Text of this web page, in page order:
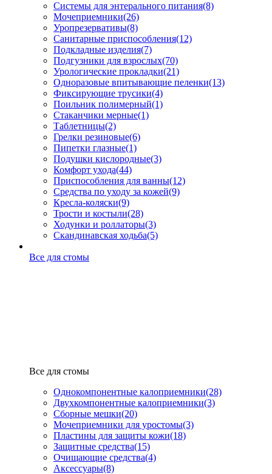
Системы для энтерального питания(8)
Мочеприемники(26)
Уропрезервативы(8)
Санитарные приспособления(12)
Подкладные изделия(7)
Подгузники для взрослых(70)
Урологические прокладки(21)
Одноразовые впитывающие пеленки(13)
Фиксирующие трусики(4)
Поильник полимерный(1)
Стаканчики мерные(1)
Таблетницы(2)
Грелки резиновые(6)
Пипетки глазные(1)
Подушки кислородные(3)
Комфорт ухода(44)
Приспособления для ванны(12)
Средства по уходу за кожей(9)
Кресла-коляски(9)
Трости и костыли(28)
Ходунки и роллаторы(3)
Скандинавская ходьба(5)
Все для стомы
Все для стомы
Однокомпонентные калоприемники(28)
Двухкомпонентные калоприемники(3)
Сборные мешки(20)
Мочеприемники для уростомы(3)
Пластины для защиты кожи(18)
Защитные средства(15)
Очищающие средства(4)
Аксессуары(8)